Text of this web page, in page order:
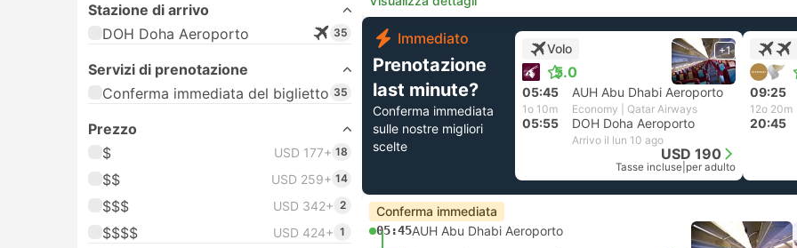
Stazione di arrivo
DOH Doha Aeroporto
35
Servizi di prenotazione
Conferma immediata del biglietto 35
Prezzo
$
USD 177+ 18
$$ USD 259+ 14
$$$ USD 342+ 2
$$$$ USD 424+ 1
Immediato
Prenotazione
last minute?
Conferma immediata
sulle nostre migliori
scelte
Volo
5.0
+1
05:45 AUH Abu Dhabi Aeroporto
1o 10m Economy | Qatar Airways
05:55 DOH Doha Aeroporto
Arrivo il lun 10 ago
USD 190
Tasse incluse per adulto
09:25
12o 20m
20:45
Conferma immediata
05:45AUH Abu Dhabi Aeroporto